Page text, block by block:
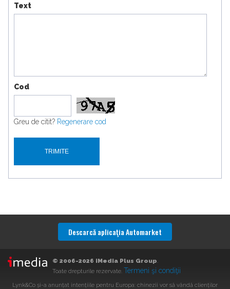
Text
Cod
Greu de citit? Regenerare cod
Descarcă aplicaţia Automarket
© 2006-2026 iMedia Plus Group.
Toate drepturile rezervate. Termeni şi condiţii
Lynk&Co și-a anunțat intențiile pentru Europa: chinezii vor să vândă clienților